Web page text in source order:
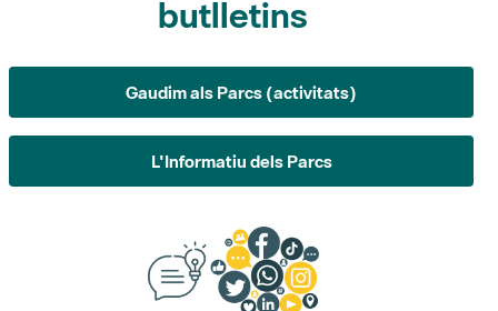
Gaudim als Parcs (activitats)
L'Informatiu dels Parcs
Suggeriments, opinió i